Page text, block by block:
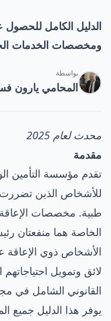
الدليل الكامل
ومخصصات الخدمات
بواسطة
المحامي يارون
محدث لعام 2025
مقدمة
تقدم مؤسسة التأمين
للأشخاص الذين
طبية. مخصصات
الخاصة هما منفعتان
الأشخاص ذوي
لائق وتمويل احتياجاتهم
القانوني الشامل في
يوفر هذا الدليل جميع